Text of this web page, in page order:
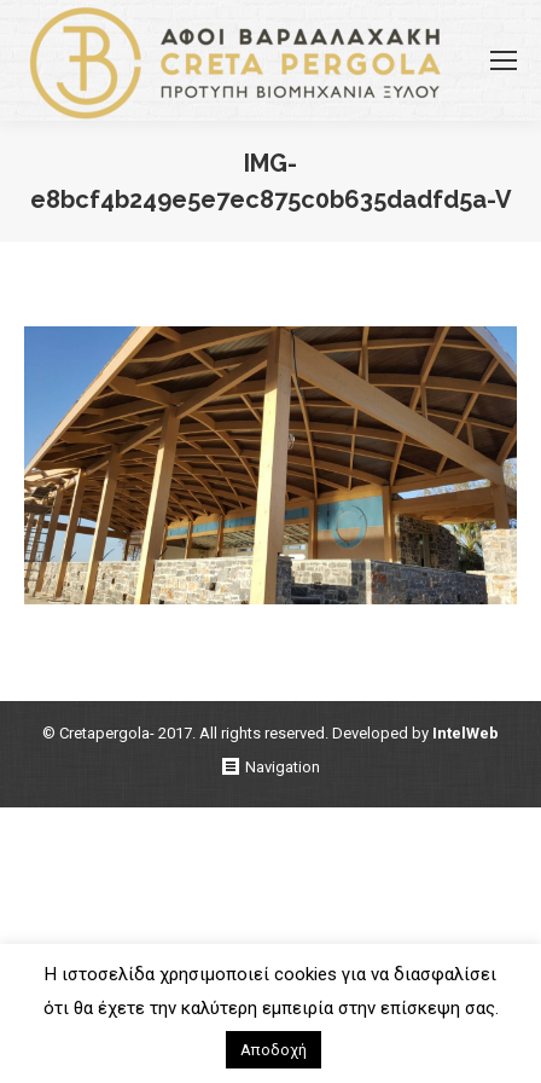
IMG-
e8bcf4b249e5e7ec875c0b635dadfd5a-V
© Cretapergola- 2017. All rights reserved. Developed by IntelWeb
Navigation
Η ιστοσελίδα χρησιμοποιεί cookies για να διασφαλίσει
ότι θα έχετε την καλύτερη εμπειρία στην επίσκεψη σας.
Αποδοχή